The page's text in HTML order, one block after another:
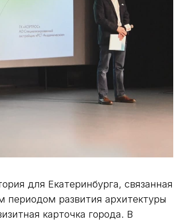
для Екатеринбурга, связанная
периодом развития архитектуры
карточка города. В